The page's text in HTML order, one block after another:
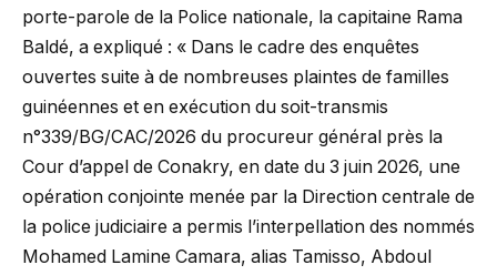
porte-parole de la Police nationale, la capitaine Rama
Baldé, a expliqué : « Dans le cadre des enquêtes
ouvertes suite à de nombreuses plaintes de familles
guinéennes et en exécution du soit-transmis
n°339/BG/CAC/2026 du procureur général près la
Cour d’appel de Conakry, en date du 3 juin 2026, une
opération conjointe menée par la Direction centrale de
la police judiciaire a permis l’interpellation des nommés
Mohamed Lamine Camara, alias Tamisso, Abdoul